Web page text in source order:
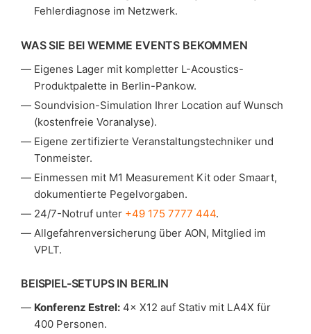
Fehlerdiagnose im Netzwerk.
WAS SIE BEI WEMME EVENTS BEKOMMEN
Eigenes Lager mit kompletter L-Acoustics-
Produktpalette in Berlin-Pankow.
Soundvision-Simulation Ihrer Location auf Wunsch
(kostenfreie Voranalyse).
Eigene zertifizierte Veranstaltungstechniker und
Tonmeister.
Einmessen mit M1 Measurement Kit oder Smaart,
dokumentierte Pegelvorgaben.
24/7-Notruf unter +49 175 7777 444.
Allgefahrenversicherung über AON, Mitglied im
VPLT.
BEISPIEL-SETUPS IN BERLIN
Konferenz Estrel: 4× X12 auf Stativ mit LA4X für
400 Personen.